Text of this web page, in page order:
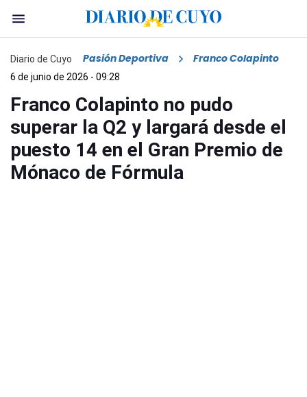
Diario de Cuyo Pasión Deportiva Franco Colapinto
6 de junio de 2026 - 09:28
Franco Colapinto no pudo
superar la Q2 y largará desde el
puesto 14 en el Gran Premio de
Mónaco de Fórmula